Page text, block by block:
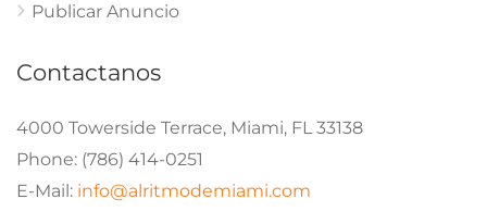
Publicar Anuncio
Contactanos
4000 Towerside Terrace, Miami, FL 33138
Phone: (786) 414-0251
E-Mail: info@alritmodemiami.com